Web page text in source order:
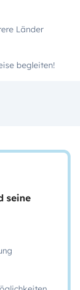
Länder
begleiten!
seine